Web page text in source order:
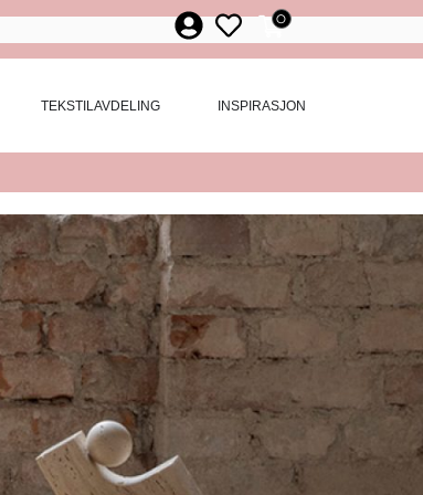
0
Merker
TEKSTILAVDELING INSPIRASJON